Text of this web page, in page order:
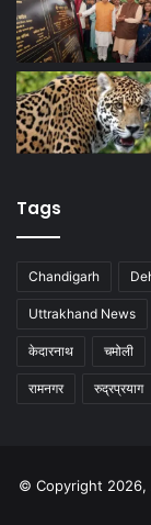
Tags
Chandigarh
Uttrakhand News
केदारनाथ चमोली
रामनगर रुद्रप्रयाग
© Copyright 2026,